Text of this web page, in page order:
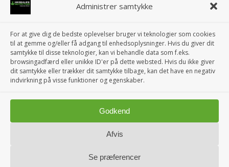
Administrer samtykke
For at give dig de bedste oplevelser bruger vi teknologier som cookies
til at gemme og/eller få adgang til enhedsoplysninger. Hvis du giver dit
samtykke til disse teknologier, kan vi behandle data som f.eks.
browsingadfærd eller unikke ID'er på dette websted. Hvis du ikke giver
dit samtykke eller trækker dit samtykke tilbage, kan det have en negativ
indvirkning på visse funktioner og egenskaber.
Godkend
Afvis
Se præferencer
Ernæringsuddannet siden 1984
10 år i eget fitnesscenter
Medlem siden 1995 | Kosttilskud » Slankekur og Energi
Creative Commons Navngivelse-IkkeKommerciel-IngenBearbejdelse